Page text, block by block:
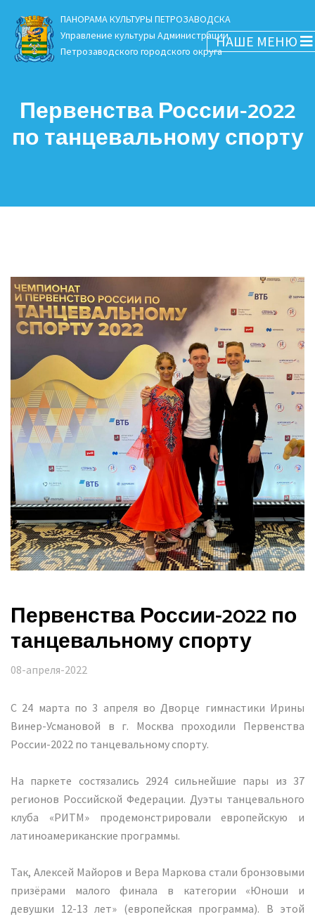
ПАНОРАМА КУЛЬТУРЫ ПЕТРОЗАВОДСКА
Управление культуры Администрации
Петрозаводского городского округа
НАШЕ МЕНЮ
Первенства России-2022
по танцевальному спорту
Первенства России-2022 по
танцевальному спорту
08-апреля-2022
С 24 марта по 3 апреля во Дворце гимнастики Ирины
Винер-Усмановой в г. Москва проходили Первенства
России-2022 по танцевальному спорту.
На паркете состязались 2924 сильнейшие пары из 37
регионов Российской Федерации. Дуэты танцевального
клуба «РИТМ»
продемонстрировали европейскую и
латиноамериканские программы.
Так, Алексей Майоров и Вера Маркова стали бронзовыми
призёрами малого финала в категории «Юноши и
девушки 12-13 лет» (европейская программа). В этой